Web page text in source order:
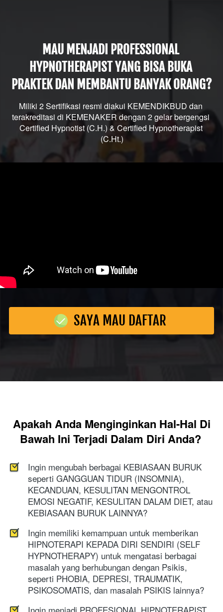
MAU MENJADI PROFESSIONAL
HYPNOTHERAPIST YANG BISA BUKA
PRAKTEK DAN MEMBANTU BANYAK ORANG?
Miliki 2 Sertifikasi resmi diakui KEMENDIKBUD dan
terakreditasi di KEMENAKER dengan 2 gelar bergengsi
Certified Hypnotist (C.H.) & Certified Hypnotherapist
(C.Ht.)
` SAYA MAU DAFTAR
Apakah Anda Menginginkan Hal-Hal Di
Bawah Ini Terjadi Dalam Diri Anda?
Ingin mengubah berbagai KEBIASAAN BURUK
seperti GANGGUAN TIDUR (INSOMNIA),
KECANDUAN, KESULITAN MENGONTROL
EMOSI NEGATIF, KESULITAN DALAM DIET, atau
KEBIASAAN BURUK LAINNYA?
Ingin memiliki kemampuan untuk memberikan
HIPNOTERAPI KEPADA DIRI SENDIRI (SELF
HYPNOTHERAPY) untuk mengatasi berbagai
masalah yang berhubungan dengan Psikis,
seperti PHOBIA, DEPRESI, TRAUMATIK,
PSIKOSOMATIS, dan masalah PSIKIS lainnya?